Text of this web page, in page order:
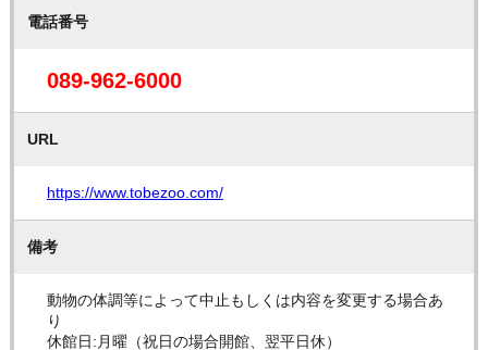
電話番号
089-962-6000
URL
https://www.tobezoo.com/
備考
動物の体調等によって中止もしくは内容を変更する場合あ
り
休館日:月曜（祝日の場合開館、翌平日休）